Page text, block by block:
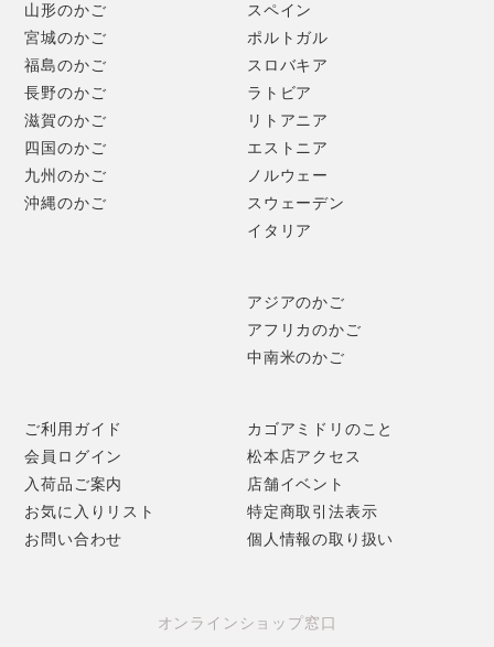
山形のかご
宮城のかご
福島のかご
長野のかご
滋賀のかご
四国のかご
九州のかご
沖縄のかご
スペイン
ポルトガル
スロバキア
ラトビア
リトアニア
エストニア
ノルウェー
スウェーデン
イタリア
アジアのかご
アフリカのかご
中南米のかご
ご利用ガイド
会員ログイン
入荷品ご案内
お気に入りリスト
お問い合わせ
カゴアミドリのこと
松本店アクセス
店舗イベント
特定商取引法表示
個人情報の取り扱い
オンラインショップ窓口